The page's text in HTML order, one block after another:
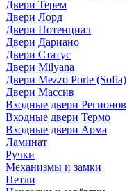
Двери Терем
Двери Лорд
Двери Потенциал
Двери Дариано
Двери Статус
Двери Milyana
Двери Mezzo Porte (Sofia)
Двери Массив
Входные двери Регионов
Входные двери Термо
Входные двери Арма
Ламинат
Ручки
Механизмы и замки
Петли